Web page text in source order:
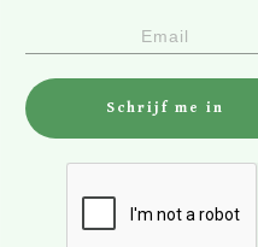
Schrijf me in